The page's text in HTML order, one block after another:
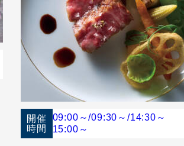
った会場】オープンキッチン併設・バリアフ
おもてなしを考え抜いています。
ニューはシェフと共に打合せをして創るフルオ
も大好評！お料理にこだわりたい方必見！！
ライダルハウスTUTU』を体感】全国提携ド
※試着ご希望の方は事前にお問合せ下さい。【
開催
時間
09:00～/09:30～/14:30～
15:00～